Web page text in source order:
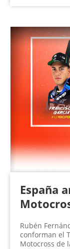
España
Rubén
conforman el
Motocross de